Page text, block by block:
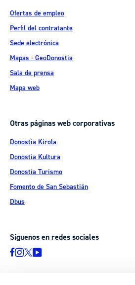
Ofertas de empleo
Perfil del contratante
Sede electrónica
Mapas - GeoDonostia
Sala de prensa
Mapa web
Otras páginas web corporativas
Donostia Kirola
Donostia Kultura
Donostia Turismo
Fomento de San Sebastián
Dbus
Síguenos en redes sociales